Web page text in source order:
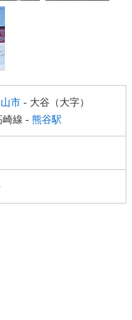
市 - 大谷（大字）
崎線 - 熊谷駅